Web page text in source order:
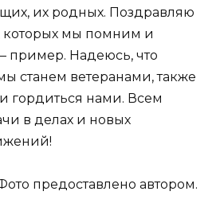
их родных. Поздравляю
которых мы помним и
пример. Надеюсь, что
станем ветеранами, также
гордиться нами. Всем
в делах и новых
предоставлено автором.